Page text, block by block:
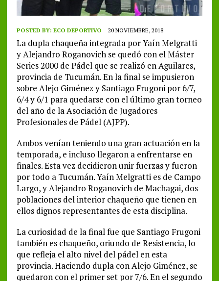
POSTED BY: ECO DEPORTIVO 20 NOVIEMBRE, 2018
La dupla chaqueña integrada por Yaín Melgratti
y Alejandro Roganovich se quedó con el Máster
Series 2000 de Pádel que se realizó en Aguilares,
provincia de Tucumán. En la final se impusieron
sobre Alejo Giménez y Santiago Frugoni por 6/7,
6/4 y 6/1 para quedarse con el último gran torneo
del año de la Asociación de Jugadores
Profesionales de Pádel (AJPP).
Ambos venían teniendo una gran actuación en la
temporada, e incluso llegaron a enfrentarse en
finales. Esta vez decidieron unir fuerzas y fueron
por todo a Tucumán. Yaín Melgratti es de Campo
Largo, y Alejandro Roganovich de Machagai, dos
poblaciones del interior chaqueño que tienen en
ellos dignos representantes de esta disciplina.
La curiosidad de la final fue que Santiago Frugoni
también es chaqueño, oriundo de Resistencia, lo
que refleja el alto nivel del pádel en esta
provincia. Haciendo dupla con Alejo Giménez, se
quedaron con el primer set por 7/6. En el segundo